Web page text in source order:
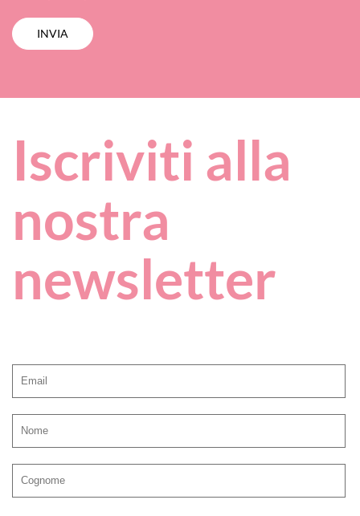
Iscriviti alla
nostra
newsletter